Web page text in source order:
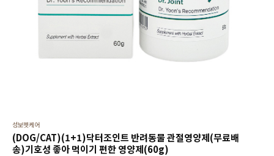
성보펫케어
(DOG/CAT)(1+1)닥터조인트 반려동물 관절영양제(무료배
송)기호성 좋아 먹이기 편한 영양제(60g)